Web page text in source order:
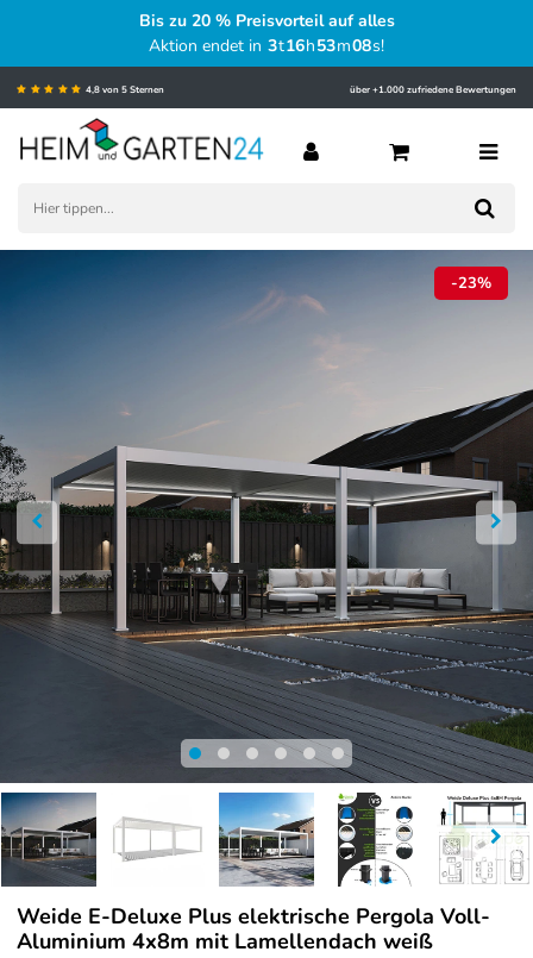
Bis zu 20 % Preisvorteil auf alles
Aktion endet in 3t16h53m07s!
4,8 von 5 Sternen über +1.000 zufriedene Bewertungen
-23%
Weide E-Deluxe Plus elektrische Pergola Voll-
Aluminium 4x8m mit Lamellendach weiß